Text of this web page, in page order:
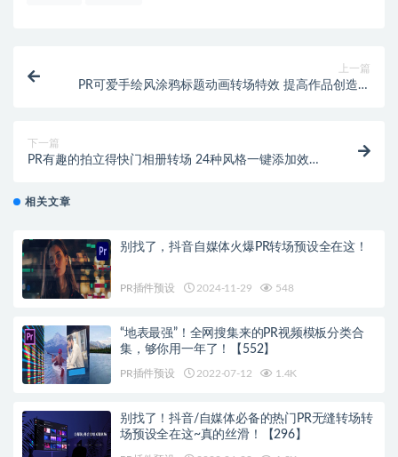
上一篇
PR可爱手绘风涂鸦标题动画转场特效 提高作品创造性
下一篇
PR有趣的拍立得快门相册转场 24种风格一键添加效果
相关文章
别找了，抖音自媒体火爆PR转场预设全在这！
PR插件预设 2024-11-29 548
“地表最强”！全网搜集来的PR视频模板分类合
集，够你用一年了！【552】
PR插件预设 2022-07-12 1.4K
别找了！抖音/自媒体必备的热门PR无缝转场转
场预设全在这~真的丝滑！【296】